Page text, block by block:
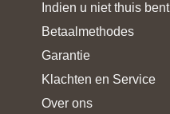
Indien u niet thuis bent
Betaalmethodes
Garantie
Klachten en Service
Over ons